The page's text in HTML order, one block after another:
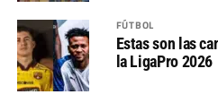
FÚTBOL
Estas son las
la LigaPro 2026